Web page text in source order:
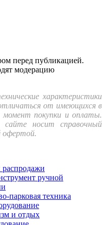
перед публикацией.
модерацию
характеристики
от имеющихся в
момент покупки и оплаты.
носит справочный
офертой.
ручной
парковая техника
и отдых